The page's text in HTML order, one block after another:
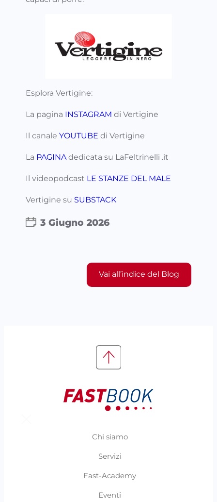
Esplora Vertigine:
La pagina INSTAGRAM di Vertigine
Il canale YOUTUBE di Vertigine
La PAGINA dedicata su LaFeltrinelli .it
Il videopodcast LE STANZE DEL MALE
Vertigine su SUBSTACK
3 Giugno 2026
Vai all’indice del Blog
Chi siamo
Servizi
Fast-Academy
Eventi